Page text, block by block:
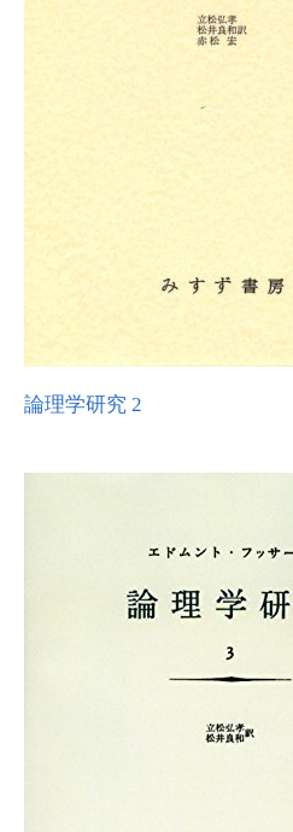
論理学研究 2